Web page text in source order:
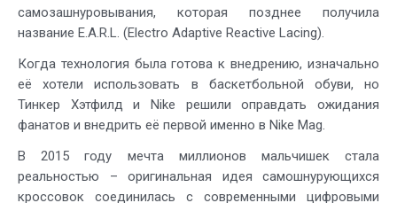
самозашнуровывания, которая позднее получила
название E.A.R.L. (Electro Adaptive Reactive Lacing).
Когда технология была готова к внедрению, изначально
её хотели использовать в баскетбольной обуви, но
Тинкер Хэтфилд и Nike решили оправдать ожидания
фанатов и внедрить её первой именно в Nike Mag.
В 2015 году мечта миллионов мальчишек стала
реальностью – оригинальная идея самошнурующихся
кроссовок соединилась с современными цифровыми